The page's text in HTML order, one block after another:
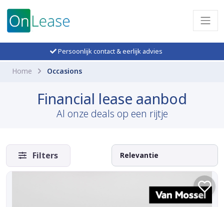
Persoonlijk contact & eerlijk advies
Home Occasions
Financial lease aanbod
Al onze deals op een rijtje
Filters